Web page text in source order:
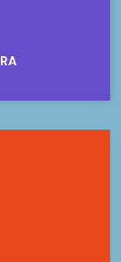
prodotti
politiche del
dalla
(via